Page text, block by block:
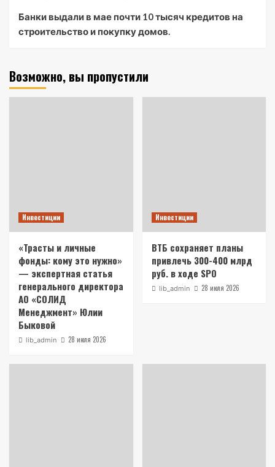
Банки выдали в мае почти 10 тысяч кредитов на
строительство и покупку домов.
Возможно, вы пропустили
Инвестиции
«Трасты и личные
фонды: кому это нужно»
— экспертная статья
генерального директора
АО «СОЛИД
Менеджмент» Юлии
Быковой
lib_admin 28 июля 2026
Инвестиции
ВТБ сохраняет планы
привлечь 300-400 млрд
руб. в ходе SPO
lib_admin 28 июля 2026